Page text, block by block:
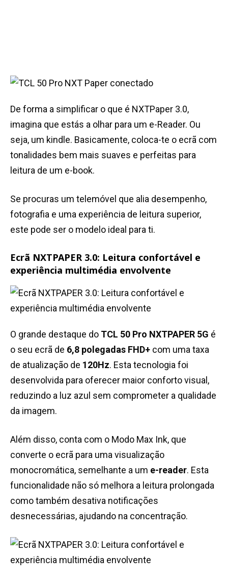
De forma a simplificar o que é NXTPaper 3.0,
imagina que estás a olhar para um e-Reader. Ou
seja, um kindle. Basicamente, coloca-te o ecrã com
tonalidades bem mais suaves e perfeitas para
leitura de um e-book.
Se procuras um telemóvel que alia desempenho,
fotografia e uma experiência de leitura superior,
este pode ser o modelo ideal para ti.
Ecrã NXTPAPER 3.0: Leitura confortável e
experiência multimédia envolvente
O grande destaque do TCL 50 Pro NXTPAPER 5G é
o seu ecrã de 6,8 polegadas FHD+ com uma taxa
de atualização de 120Hz. Esta tecnologia foi
desenvolvida para oferecer maior conforto visual,
reduzindo a luz azul sem comprometer a qualidade
da imagem.
Além disso, conta com o Modo Max Ink, que
converte o ecrã para uma visualização
monocromática, semelhante a um e-reader. Esta
funcionalidade não só melhora a leitura prolongada
como também desativa notificações
desnecessárias, ajudando na concentração.